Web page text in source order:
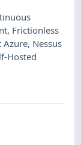
, Frictionless
Azure, Nessus
Hosted